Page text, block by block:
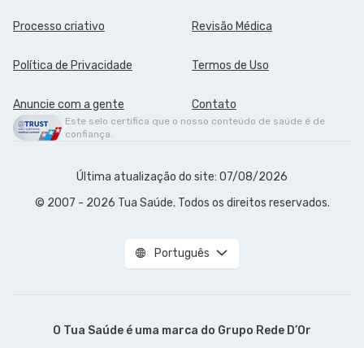
Processo criativo Revisão Médica
Política de Privacidade Termos de Uso
Anuncie com a gente Contato
Este selo certifica que o nosso conteúdo de saúde é de
confiança.
Última atualização do site: 07/08/2026
© 2007 - 2026 Tua Saúde. Todos os direitos reservados.
Português
O Tua Saúde é uma marca do Grupo Rede D’Or